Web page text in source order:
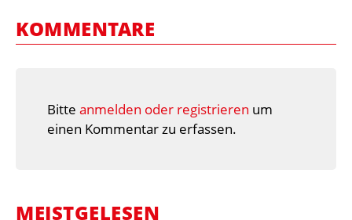
KOMMENTARE
Bitte anmelden oder registrieren um
einen Kommentar zu erfassen.
MEISTGELESEN